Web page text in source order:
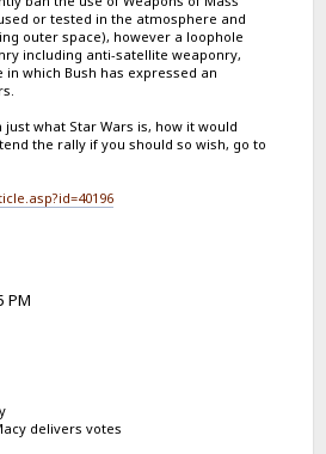
or tested in the atmosphere and
outer space), however a loophole
including anti-satellite weaponry,
which Bush has expressed an
what Star Wars is, how it would
the rally if you should so wish, go to
PM
delivers votes